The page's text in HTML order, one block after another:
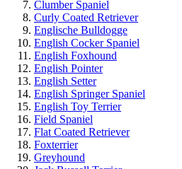
Clumber Spaniel
Curly Coated Retriever
Englische Bulldogge
English Cocker Spaniel
English Foxhound
English Pointer
English Setter
English Springer Spaniel
English Toy Terrier
Field Spaniel
Flat Coated Retriever
Foxterrier
Greyhound